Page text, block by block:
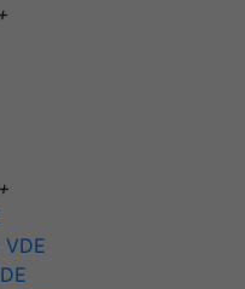
+